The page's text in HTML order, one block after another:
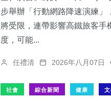
步舉辦「行動網路降速演練」
將受限，連帶影響高鐵旅客手
度，可能...
任禮清 2026年八月07日
社會 綜合新聞 健康
526+